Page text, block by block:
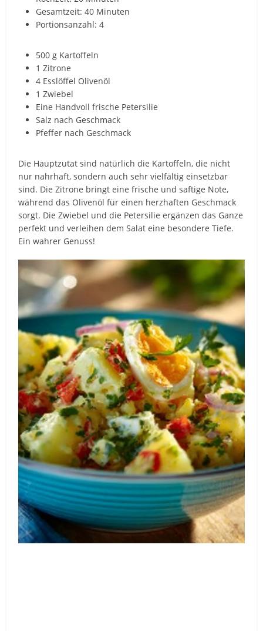
Gesamtzeit: 40 Minuten
Portionsanzahl: 4
500 g Kartoffeln
1 Zitrone
4 Esslöffel Olivenöl
1 Zwiebel
Eine Handvoll frische Petersilie
Salz nach Geschmack
Pfeffer nach Geschmack
Die Hauptzutat sind natürlich die Kartoffeln, die nicht
nur nahrhaft, sondern auch sehr vielfältig einsetzbar
sind. Die Zitrone bringt eine frische und saftige Note,
während das Olivenöl für einen herzhaften Geschmack
sorgt. Die Zwiebel und die Petersilie ergänzen das Ganze
perfekt und verleihen dem Salat eine besondere Tiefe.
Ein wahrer Genuss!